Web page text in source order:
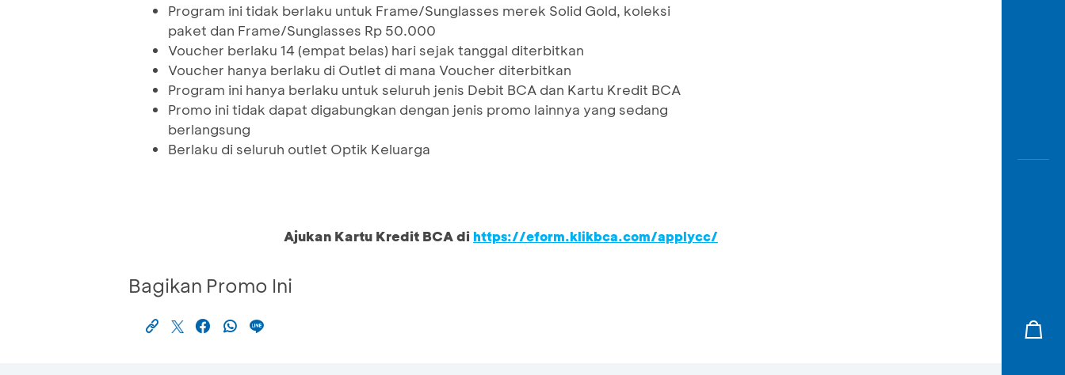
Program ini tidak berlaku untuk Frame/Sunglasses merek Solid Gold, koleksi
paket dan Frame/Sunglasses Rp 50.000
Voucher berlaku 14 (empat belas) hari sejak tanggal diterbitkan
Voucher hanya berlaku di Outlet di mana Voucher diterbitkan
Program ini hanya berlaku untuk seluruh jenis Debit BCA dan Kartu Kredit BCA
Promo ini tidak dapat digabungkan dengan jenis promo lainnya yang sedang
berlangsung
Berlaku di seluruh outlet Optik Keluarga
Ajukan Kartu Kredit BCA di https://eform.klikbca.com/applycc/
Bagikan Promo Ini